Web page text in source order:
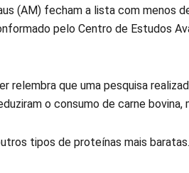
(AM) fecham a lista com menos
pelo Centro de Estudos
relembra que uma pesquisa
o consumo de carne
tipos de proteínas mais baratas.